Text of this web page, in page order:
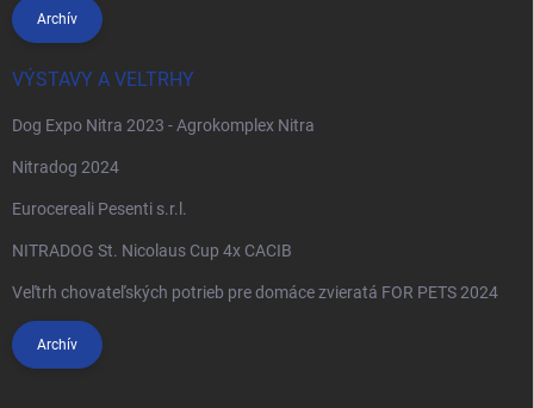
Archív
VÝSTAVY A VELTRHY
Dog Expo Nitra 2023 - Agrokomplex Nitra
Nitradog 2024
Eurocereali Pesenti s.r.l.
NITRADOG St. Nicolaus Cup 4x CACIB
Veľtrh chovateľských potrieb pre domáce zvieratá FOR PETS 2024
Archív